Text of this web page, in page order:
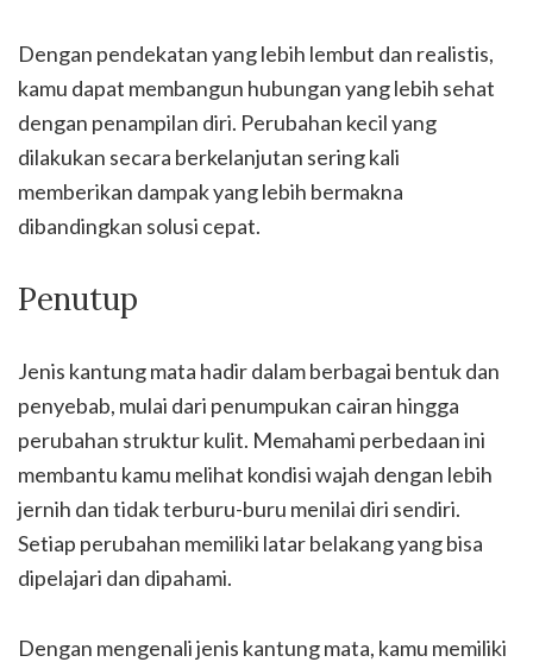
Dengan pendekatan yang lebih lembut dan realistis,
kamu dapat membangun hubungan yang lebih sehat
dengan penampilan diri. Perubahan kecil yang
dilakukan secara berkelanjutan sering kali
memberikan dampak yang lebih bermakna
dibandingkan solusi cepat.
Penutup
Jenis kantung mata hadir dalam berbagai bentuk dan
penyebab, mulai dari penumpukan cairan hingga
perubahan struktur kulit. Memahami perbedaan ini
membantu kamu melihat kondisi wajah dengan lebih
jernih dan tidak terburu-buru menilai diri sendiri.
Setiap perubahan memiliki latar belakang yang bisa
dipelajari dan dipahami.
Dengan mengenali jenis kantung mata, kamu memiliki